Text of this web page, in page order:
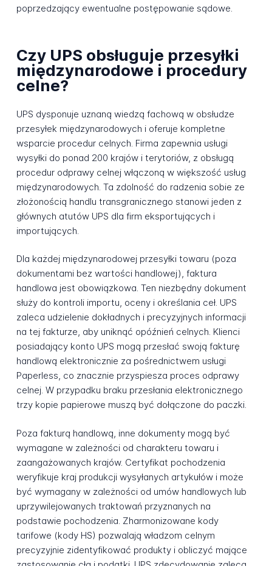
poprzedzający ewentualne postępowanie sądowe.
Czy UPS obsługuje przesyłki
międzynarodowe i procedury
celne?
UPS dysponuje uznaną wiedzą fachową w obsłudze
przesyłek międzynarodowych i oferuje kompletne
wsparcie procedur celnych. Firma zapewnia usługi
wysyłki do ponad 200 krajów i terytoriów, z obsługą
procedur odprawy celnej włączoną w większość usług
międzynarodowych. Ta zdolność do radzenia sobie ze
złożonością handlu transgranicznego stanowi jeden z
głównych atutów UPS dla firm eksportujących i
importujących.
Dla każdej międzynarodowej przesyłki towaru (poza
dokumentami bez wartości handlowej), faktura
handlowa jest obowiązkowa. Ten niezbędny dokument
służy do kontroli importu, oceny i określania ceł. UPS
zaleca udzielenie dokładnych i precyzyjnych informacji
na tej fakturze, aby uniknąć opóźnień celnych. Klienci
posiadający konto UPS mogą przesłać swoją fakturę
handlową elektronicznie za pośrednictwem usługi
Paperless, co znacznie przyspiesza proces odprawy
celnej. W przypadku braku przesłania elektronicznego
trzy kopie papierowe muszą być dołączone do paczki.
Poza fakturą handlową, inne dokumenty mogą być
wymagane w zależności od charakteru towaru i
zaangażowanych krajów. Certyfikat pochodzenia
weryfikuje kraj produkcji wysyłanych artykułów i może
być wymagany w zależności od umów handlowych lub
uprzywilejowanych traktowań przyznanych na
podstawie pochodzenia. Zharmonizowane kody
tarifowe (kody HS) pozwalają władzom celnym
precyzyjnie zidentyfikować produkty i obliczyć mające